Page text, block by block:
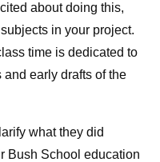
about doing this,
in your project.
time is dedicated to
early drafts of the
what they did
Bush School education